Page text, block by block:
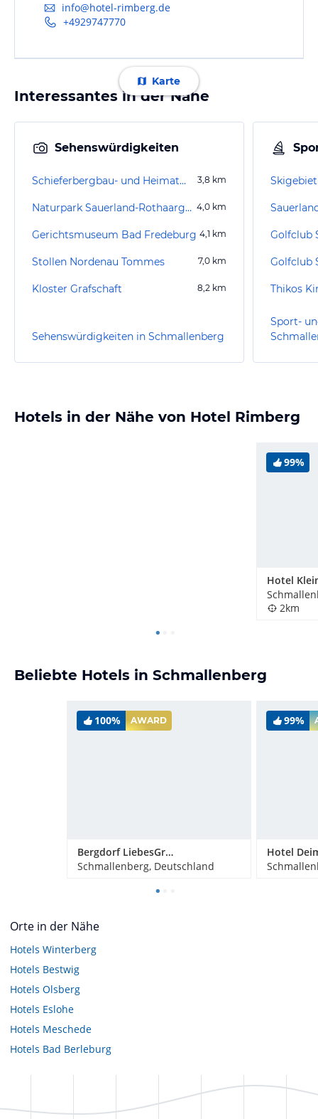
info@hotel-rimberg.de
+4929747770
Karte
Interessantes in der Nähe
Sehenswürdigkeiten
Schieferbergbau- und Heimatmuseum 3,8 km
Naturpark Sauerland-Rothaargebirge 4,0 km
Gerichtsmuseum Bad Fredeburg 4,1 km
Stollen Nordenau Tommes 7,0 km
Kloster Grafschaft 8,2 km
Sehenswürdigkeiten in Schmallenberg
Golfclub
Golfclub
Thikos
Sport-
Hotels in der Nähe von Hotel Rimberg
99%
Hotel
2km
Beliebte Hotels in Schmallenberg
100% AWARD
Bergdorf LiebesGrün
Schmallenberg, Deutschland
99%
Hotel
Orte in der Nähe
Hotels Winterberg
Hotels Bestwig
Hotels Olsberg
Hotels Eslohe
Hotels Meschede
Hotels Bad Berleburg